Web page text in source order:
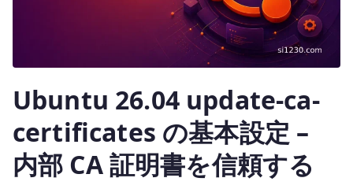
へ
Ubuntu 26.04 update-ca-
certificates の基本設定 –
内部 CA 証明書を信頼する